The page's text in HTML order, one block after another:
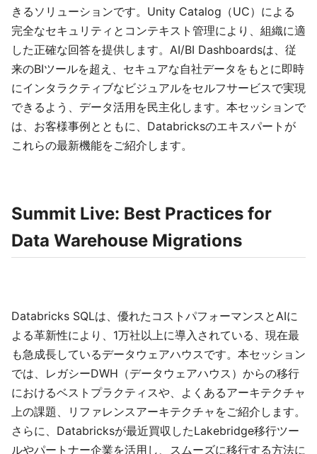
きるソリューションです。Unity Catalog（UC）による
完全なセキュリティとコンテキスト管理により、組織に適
した正確な回答を提供します。AI/BI Dashboardsは、従
来のBIツールを超え、セキュアな自社データをもとに即時
にインタラクティブなビジュアルをセルフサービスで実現
できるよう、データ活用を民主化します。本セッションで
は、お客様事例とともに、Databricksのエキスパートが
これらの最新機能をご紹介します。
Summit Live: Best Practices for
Data Warehouse Migrations
Databricks SQLは、優れたコストパフォーマンスとAIに
よる革新性により、1万社以上に導入されている、現在最
も急成長しているデータウェアハウスです。本セッション
では、レガシーDWH（データウェアハウス）からの移行
におけるベストプラクティスや、よくあるアーキテクチャ
上の課題、リファレンスアーキテクチャをご紹介します。
さらに、Databricksが最近買収したLakebridge移行ツー
ルやパートナー企業を活用し、スムーズに移行する方法に